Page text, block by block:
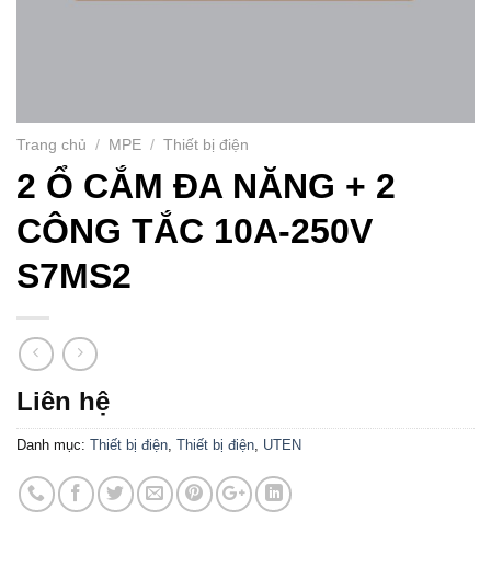
Trang chủ / MPE / Thiết bị điện
2 Ổ CẮM ĐA NĂNG + 2
CÔNG TẮC 10A-250V
S7MS2
Liên hệ
Danh mục: Thiết bị điện, Thiết bị điện, UTEN